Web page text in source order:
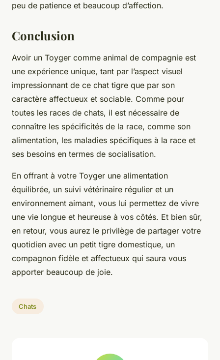
peu de patience et beaucoup d’affection.
Conclusion
Avoir un Toyger comme animal de compagnie est
une expérience unique, tant par l’aspect visuel
impressionnant de ce chat tigre que par son
caractère affectueux et sociable. Comme pour
toutes les races de chats, il est nécessaire de
connaître les spécificités de la race, comme son
alimentation, les maladies spécifiques à la race et
ses besoins en termes de socialisation.
En offrant à votre Toyger une alimentation
équilibrée, un suivi vétérinaire régulier et un
environnement aimant, vous lui permettez de vivre
une vie longue et heureuse à vos côtés. Et bien sûr,
en retour, vous aurez le privilège de partager votre
quotidien avec un petit tigre domestique, un
compagnon fidèle et affectueux qui saura vous
apporter beaucoup de joie.
Chats